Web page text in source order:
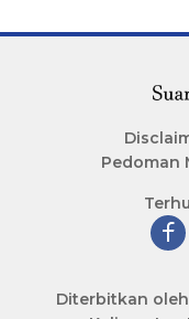
Pedoman
Diterbitkan